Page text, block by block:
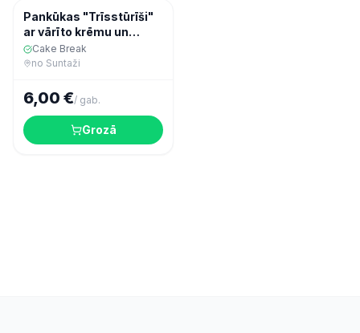
Konditorija
Pankūkas "Trīsstūrīši"
ar vārīto krēmu un
āboliem ar kanēli (6
gab.)
Cake Break
no Suntaži
6,00 €/ gab.
Grozā